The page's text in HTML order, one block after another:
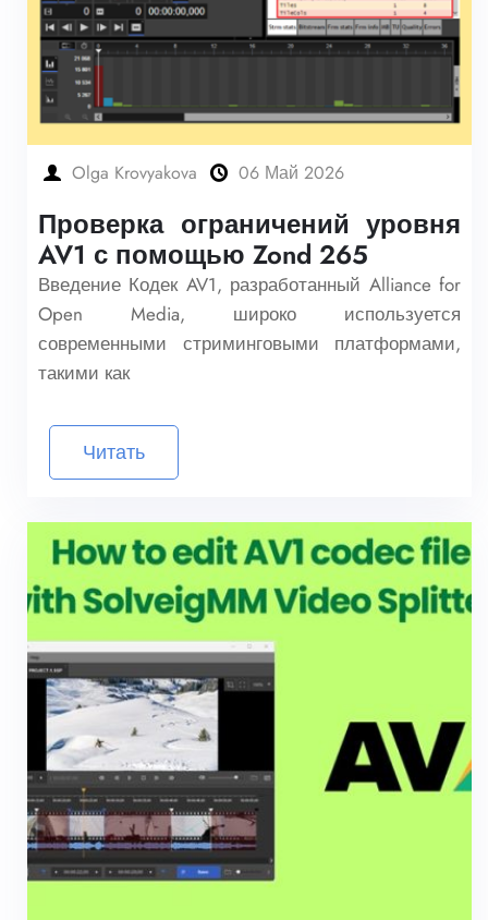
Olga Krovyakova 06 Май 2026
Проверка ограничений уровня
AV1 с помощью Zond 265
Введение Кодек AV1, разработанный Alliance for
Open Media, широко используется
современными стриминговыми платформами,
такими как
Читать